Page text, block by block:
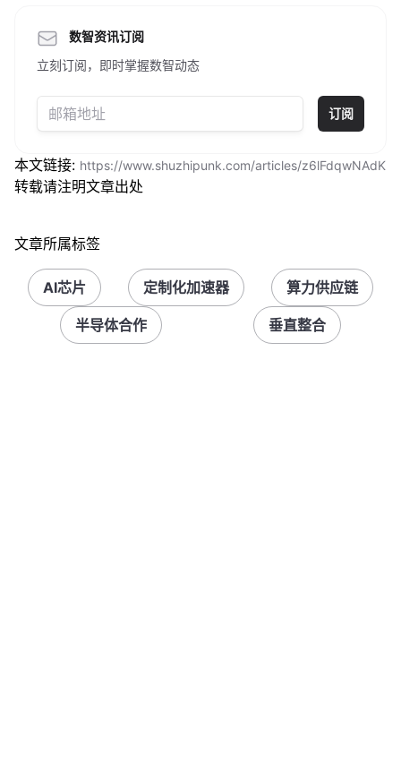
数智资讯订阅
立刻订阅，即时掌握数智动态
订阅
本文链接: https://www.shuzhipunk.com/articles/z6lFdqwNAdK
转载请注明文章出处
文章所属标签
AI芯片 定制化加速器 算力供应链
半导体合作 垂直整合